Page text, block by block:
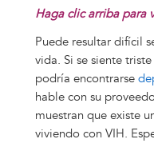
Haga clic arriba para
Puede resultar difícil
vida. Si se siente
podría encontrarse
hable con su
muestran que existe
viviendo con VIH.